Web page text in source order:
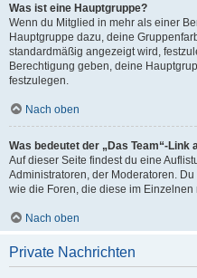
Was ist eine Hauptgruppe?
Wenn du Mitglied in mehr als einer
Hauptgruppe dazu, deine
standardmäßig angezeigt wird,
Berechtigung geben, deine
festzulegen.
Nach oben
Was bedeutet der „Das Team“-Link
Auf dieser Seite findest du eine
Administratoren, der Moderatoren.
wie die Foren, die diese im Einzelnen
Nach oben
Private Nachrichten